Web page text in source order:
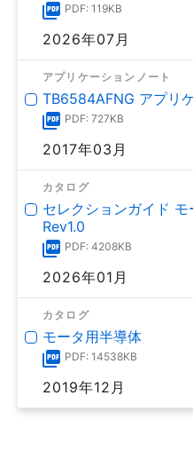
PDF: 119KB
2026年07月
アプリケーションノート
TB6584AFNG アプリ
PDF: 727KB
2017年03月
カタログ
セレクションガイド
Rev1.0
PDF: 4208KB
2026年01月
カタログ
モータ用半導体
PDF: 14538KB
2019年12月